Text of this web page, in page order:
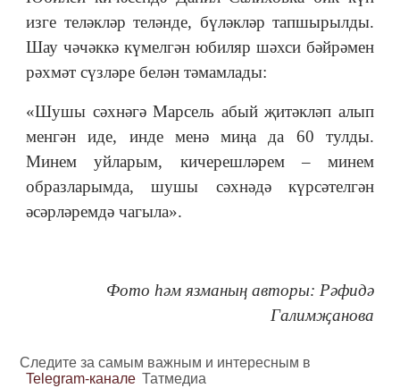
изге теләкләр теләнде, бүләкләр тапшырылды.
Шау чәчәккә күмелгән юбиляр шәхси бәйрәмен
рәхмәт сүзләре белән тәмамлады:
«Шушы сәхнәгә Марсель абый җитәкләп алып
менгән иде, инде менә миңа да 60 тулды.
Минем уйларым, кичерешләрем – минем
образларымда, шушы сәхнәдә күрсәтелгән
әсәрләремдә чагыла».
Фото һәм язманың авторы: Рәфидә
Галимҗанова
Следите за самым важным и интересным в
Telegram-канале Татмедиа